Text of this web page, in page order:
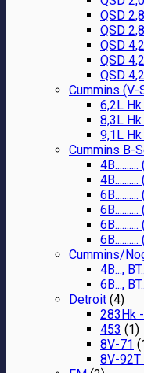
QSD
QSD
QSD
QSD
QSD
Cummins (V-
6,2L
8,3L
9,1L
Cummins B-
Cummins/
4B...,
6B...,
Detroit (4)
283Hk
453 (1)
8V-71
8V-92T